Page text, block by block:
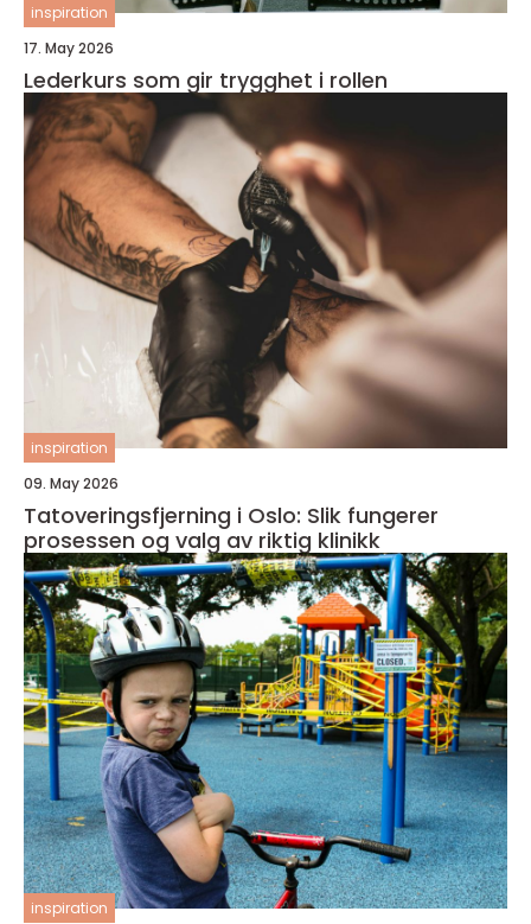
inspiration
17. May 2026
Lederkurs som gir trygghet i rollen
inspiration
09. May 2026
Tatoveringsfjerning i Oslo: Slik fungerer
prosessen og valg av riktig klinikk
inspiration